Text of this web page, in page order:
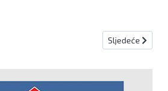
pretežno oblačno, a u nedjelju i
Sljedeći
Sljedeće